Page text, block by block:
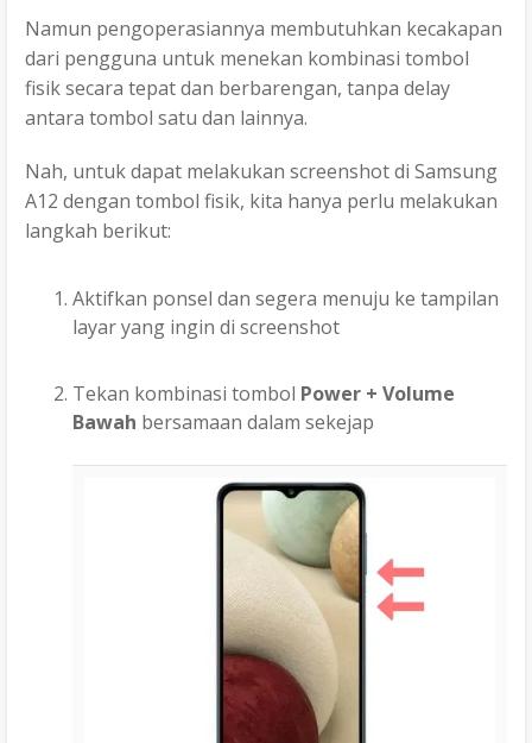
Namun pengoperasiannya membutuhkan kecakapan
dari pengguna untuk menekan kombinasi tombol
fisik secara tepat dan berbarengan, tanpa delay
antara tombol satu dan lainnya.
Nah, untuk dapat melakukan screenshot di Samsung
A12 dengan tombol fisik, kita hanya perlu melakukan
langkah berikut:
Aktifkan ponsel dan segera menuju ke tampilan
layar yang ingin di screenshot
Tekan kombinasi tombol Power + Volume
Bawah bersamaan dalam sekejap